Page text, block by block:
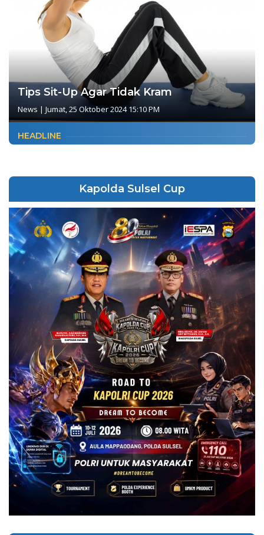
Tips Sit-Up Agar Tidak Kram
News | Jumat, 25 Oktober 2024 15:10 PM
HEADLINE
Kapolda Sulsel Cup